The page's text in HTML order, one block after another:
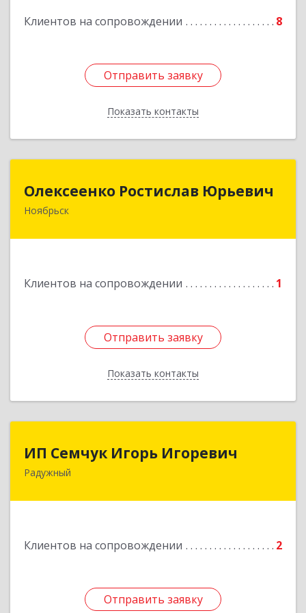
Клиентов на сопровождении 8
Отправить заявку
Показать контакты
Подробнее
Отправить заявку
Назад
Олексеенко Ростислав Юрьевич
Ноябрьск
Клиентов на сопровождении 1
Отправить заявку
Показать контакты
629804, Ямало-Ненецкий АО, Ноябрьск г,
Отправить заявку
Назад
ИП Семчук Игорь Игоревич
Радужный
Клиентов на сопровождении 2
Отправить заявку
628464, ХМАО-Югра, г. Радужный, 1 мкн.,
Отправить заявку